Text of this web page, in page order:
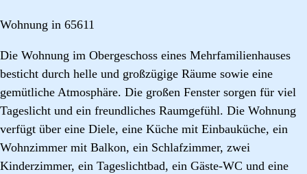
Wohnung in 65611
Die Wohnung im Obergeschoss eines Mehrfamilienhauses
besticht durch helle und großzügige Räume sowie eine
gemütliche Atmosphäre. Die großen Fenster sorgen für viel
Tageslicht und ein freundliches Raumgefühl. Die Wohnung
verfügt über eine Diele, eine Küche mit Einbauküche, ein
Wohnzimmer mit Balkon, ein Schlafzimmer, zwei
Kinderzimmer, ein Tageslichtbad, ein Gäste-WC und eine